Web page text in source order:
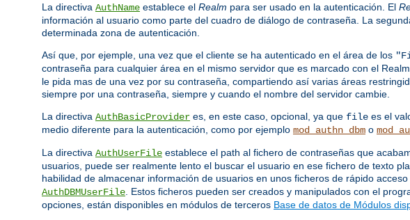
La directiva AuthName establece el Realm para ser usado en la autenticación. El
información al usuario como parte del cuadro de diálogo de contraseña. La
determinada zona de autenticación.
Así que, por ejemple, una vez que el cliente se ha autenticado en el área de los
contraseña para cualquier área en el mismo servidor que es marcado con el
le pida mas de una vez por su contraseña, compartiendo así varias áreas
siempre por una contraseña, siempre y cuando el nombre del servidor cambie.
La directiva AuthBasicProvider es, en este caso, opcional, ya que file es el
medio diferente para la autenticación, como por ejemplo mod_authn_dbm o
La directiva AuthUserFile establece el path al fichero de contraseñas que
usuarios, puede ser realmente lento el buscar el usuario en ese fichero de texto
habilidad de almacenar información de usuarios en unos ficheros de rápido
AuthDBMUserFile . Estos ficheros pueden ser creados y manipulados con el
opciones, están disponibles en módulos de terceros Base de datos de Módulos